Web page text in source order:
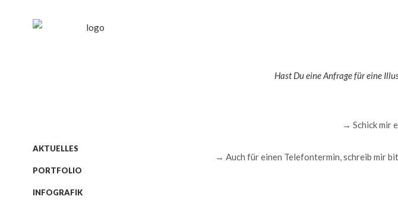
AKTUELLES
PORTFOLIO
INFOGRAFIK
Hast Du eine Anfrage für eine
→ Schick mir
→ Auch für einen Telefontermin, schreib mir